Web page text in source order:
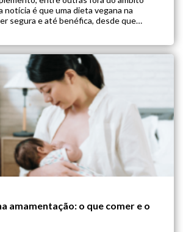
notícia é que uma dieta vegana na
segura e até benéfica, desde que
amamentação: o que comer e o